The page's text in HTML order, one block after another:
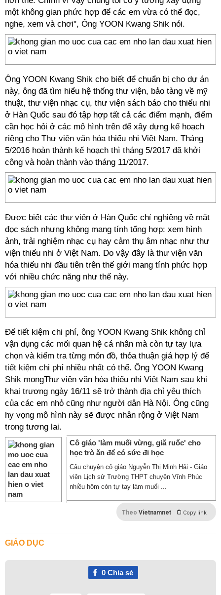
một không gian phức hợp để các em vừa có thể đọc,
nghe, xem và chơi", Ông YOON Kwang Shik nói.
Ông YOON Kwang Shik cho biết để chuẩn bị cho dự án
này, ông đã tìm hiểu hệ thống thư viện, bảo tàng về mỹ
thuật, thư viện nhạc cụ, thư viện sách báo cho thiếu nhi
ở Hàn Quốc sau đó tập hợp tất cả các điểm mạnh, điểm
cần học hỏi ở các mô hình trên để xây dựng kế hoạch
riêng cho Thư viện văn hóa thiếu nhi Việt Nam. Tháng
5/2016 hoàn thành kế hoạch thì tháng 5/2017 đã khởi
công và hoàn thành vào tháng 11/2017.
Được biết các thư viện ở Hàn Quốc chỉ nghiêng về mặt
đọc sách nhưng không mang tính tổng hợp: xem hình
ảnh, trải nghiệm nhạc cụ hay cảm thụ âm nhạc như thư
viện thiếu nhi ở Việt Nam. Do vậy đây là thư viện văn
hóa thiếu nhi đầu tiên trên thế giới mang tính phức hợp
với nhiều chức năng như thế này.
Để tiết kiệm chi phí, ông YOON Kwang Shik không chỉ
vận dụng các mối quan hệ cá nhân mà còn tự tay lựa
chọn và kiểm tra từng món đồ, thỏa thuận giá hợp lý để
tiết kiệm chi phí nhiều nhất có thể. Ông YOON Kwang
Shik mongThư viện văn hóa thiếu nhi Việt Nam sau khi
khai trương ngày 16/11 sẽ trở thành địa chỉ yêu thích
của các em nhỏ cũng như người dân Hà Nội. Ông cũng
hy vọng mô hình này sẽ được nhân rộng ở Việt Nam
trong tương lai.
Cô giáo 'làm muối vừng, giã ruốc' cho
học trò ăn để có sức đi học
Câu chuyện cô giáo Nguyễn Thị Minh Hải - Giáo
viên Lịch sử Trường THPT chuyên Vĩnh Phúc
nhiều hôm còn tự tay làm muối ...
Theo Vietnamnet Copy link
GIÁO DỤC
0Chia sẻ